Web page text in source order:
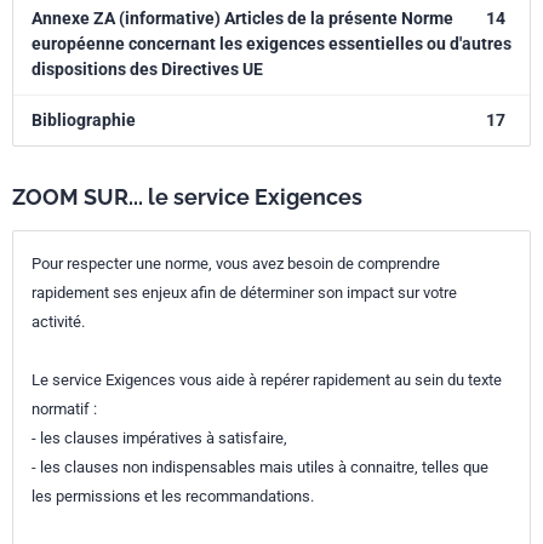
Annexe ZA (informative) Articles de la présente Norme
européenne concernant les exigences essentielles ou d'autres
dispositions des Directives UE
14
Bibliographie 17
ZOOM SUR... le service Exigences
Pour respecter une norme, vous avez besoin de comprendre
rapidement ses enjeux afin de déterminer son impact sur votre
activité.
Le service Exigences vous aide à repérer rapidement au sein du texte
normatif :
- les clauses impératives à satisfaire,
- les clauses non indispensables mais utiles à connaitre, telles que
les permissions et les recommandations.